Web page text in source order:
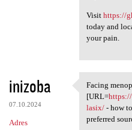
Visit https://
today and
your pain.
inizoba
07.10.2024
Adres
Facing
Facing
[URL=
lasix/- how
preferred